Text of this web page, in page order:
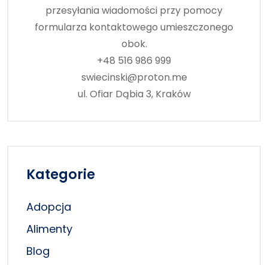
przesyłania wiadomości przy pomocy
formularza kontaktowego umieszczonego
obok.
+48 516 986 999
swiecinski@proton.me
ul. Ofiar Dąbia 3, Kraków
Kategorie
Adopcja
Alimenty
Blog